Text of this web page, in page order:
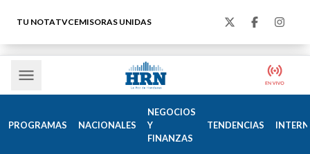
TU NOTATVCEMISORAS UNIDAS
PROGRAMAS NACIONALES
NEGOCIOS
Y
FINANZAS
TENDENCIAS